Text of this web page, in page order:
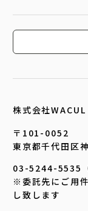
株式会社WACUL
〒101-0052
東京都千代田区
03-5244-5535（
※委託先にご用
し致します